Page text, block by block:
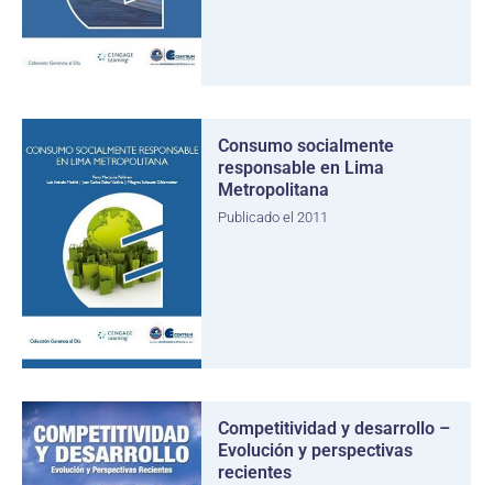
Consumo socialmente
responsable en Lima
Metropolitana
Publicado el 2011
Competitividad y desarrollo –
Evolución y perspectivas
recientes